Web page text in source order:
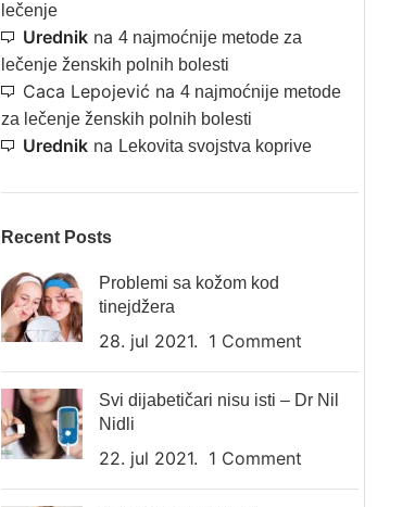
lečenje
Urednikna 4 najmoćnije metode za
lečenje ženskih polnih bolesti
Caca Lepojević na 4 najmoćnije metode
za lečenje ženskih polnih bolesti
Urednikna Lekovita svojstva koprive
Recent Posts
Problemi sa kožom kod
tinejdžera
28. jul 2021. 1 Comment
Svi dijabetičari nisu isti – Dr Nil
Nidli
22. jul 2021. 1 Comment